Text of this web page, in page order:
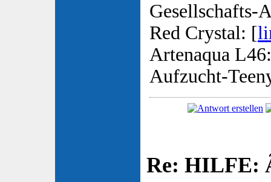
Gesellschafts-
Red Crystal: [
Artenaqua
Aufzucht-
Re: HILFE: